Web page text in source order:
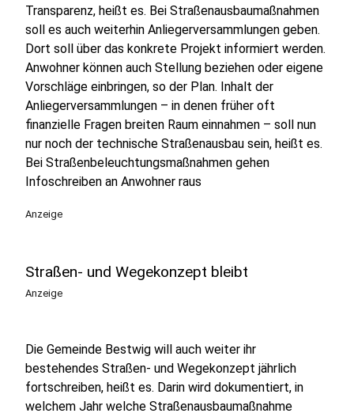
Transparenz, heißt es. Bei Straßenausbaumaßnahmen
soll es auch weiterhin Anliegerversammlungen geben.
Dort soll über das konkrete Projekt informiert werden.
Anwohner können auch Stellung beziehen oder eigene
Vorschläge einbringen, so der Plan. Inhalt der
Anliegerversammlungen – in denen früher oft
finanzielle Fragen breiten Raum einnahmen – soll nun
nur noch der technische Straßenausbau sein, heißt es.
Bei Straßenbeleuchtungsmaßnahmen gehen
Infoschreiben an Anwohner raus
Anzeige
Straßen- und Wegekonzept bleibt
Anzeige
Die Gemeinde Bestwig will auch weiter ihr
bestehendes Straßen- und Wegekonzept jährlich
fortschreiben, heißt es. Darin wird dokumentiert, in
welchem Jahr welche Straßenausbaumaßnahme